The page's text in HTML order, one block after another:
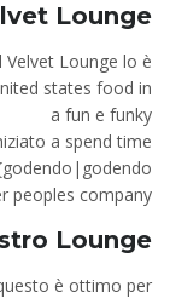
Lounge
Velvet Lounge lo è
states food in
a fun e funky
a spend time
|
peoples company.
Lounge
è ottimo per